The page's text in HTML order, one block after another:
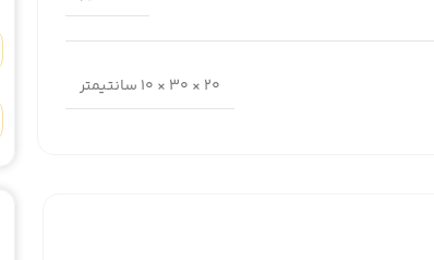
20 × 30 × 10 سانتیمتر